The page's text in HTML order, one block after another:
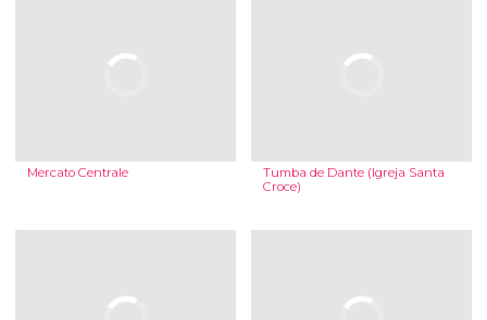
Mercato Centrale
Tumba de Dante (Igreja Santa
Croce)